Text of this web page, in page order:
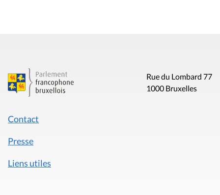
Rue du Lombard 77
1000 Bruxelles
Contact
Presse
Liens utiles